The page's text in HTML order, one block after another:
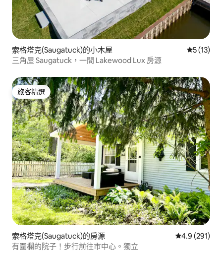
索格塔克(Saugatuck)的小木屋 從 13 則
5 (13)
三角屋 Saugatuck，一間 Lakewood Lux 房源
旅客精選
旅客精選
索格塔克(Saugatuck)的房源 從 291 則評
4.9 (291)
有圍欄的院子！步行前往市中心。獨立